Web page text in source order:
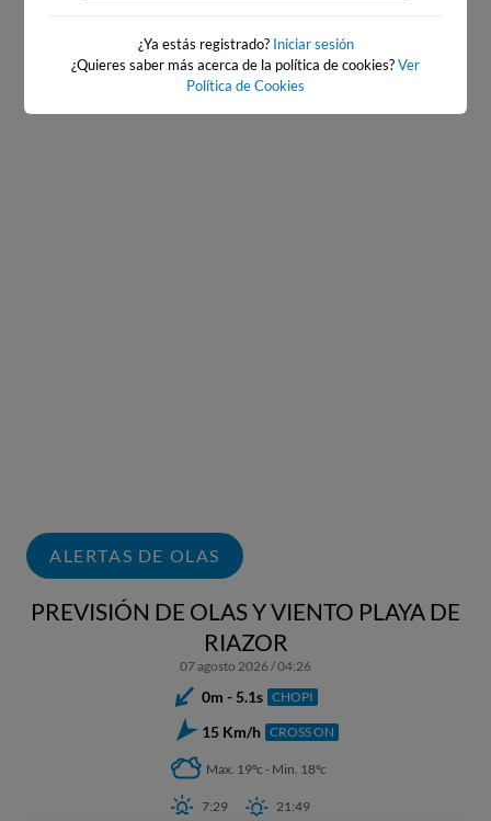
ALERTAS DE OLAS
PREVISIÓN DE OLAS Y VIENTO PLAYA DE
RIAZOR
07 agosto 2026 / 04:26
0m - 5.1s CHOPI
15 Km/h CROSS ON
Max. 19ºc - Min. 18ºc
7:29 21:49
¿Ya estás registrado? Iniciar sesión
¿Quieres saber más acerca de la política de cookies?Ver
Política de Cookies